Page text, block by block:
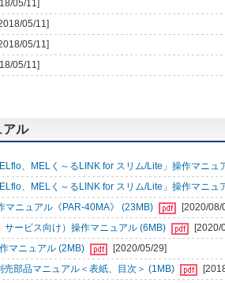
05/11]
05/11]
05/11]
05/11]
アル
、MELく～るLINK for スリム/Lite」操作マニュ
、MELく～るLINK for スリム/Lite」操作マニュ
マニュアル《PAR-40MA》 (23MB)
[2020/08/
サービス向け）操作マニュアル (6MB)
[2020/
マニュアル (2MB)
[2020/05/29]
部品マニュアル＜表紙、目次＞ (1MB)